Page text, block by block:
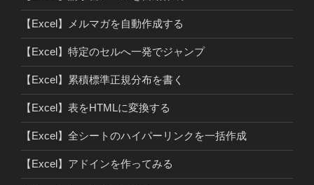
【Excel】メルマガを自動作成する
【Excel】特定のセルへ一発でジャンプ
【Excel】累積標準正規分布を書く
【Excel】表をHTMLに変換する
【Excel】全シートのハイパーリンクを一括作成
【Excel】アドインを作ってみる